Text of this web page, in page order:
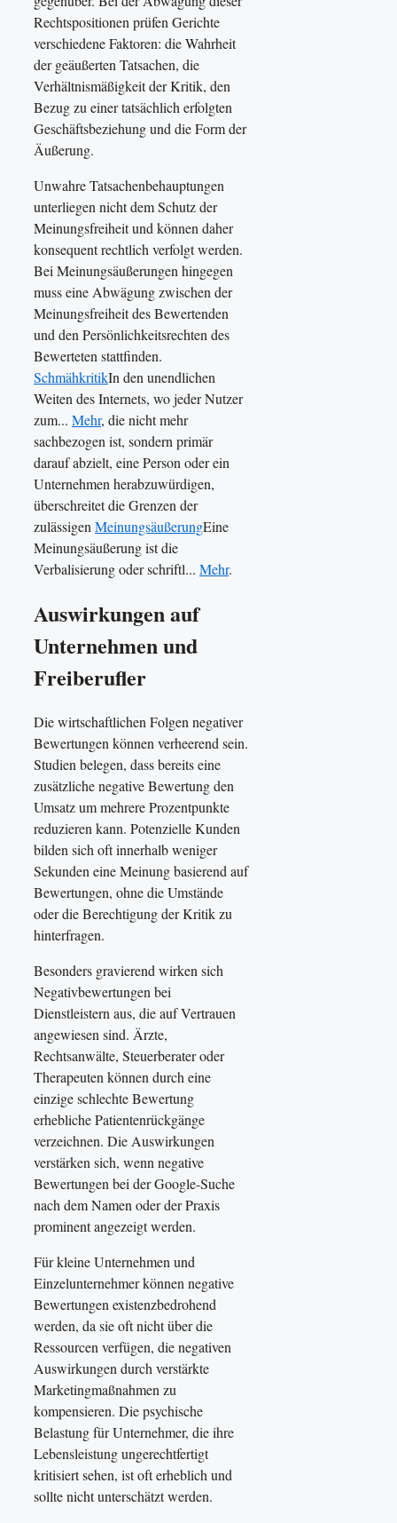
Rechtspositionen prüfen Gerichte
verschiedene Faktoren: die Wahrheit
der geäußerten Tatsachen, die
Verhältnismäßigkeit der Kritik, den
Bezug zu einer tatsächlich erfolgten
Geschäftsbeziehung und die Form der
Äußerung.
Unwahre Tatsachenbehauptungen
unterliegen nicht dem Schutz der
Meinungsfreiheit und können daher
konsequent rechtlich verfolgt werden.
Bei Meinungsäußerungen hingegen
muss eine Abwägung zwischen der
Meinungsfreiheit des Bewertenden
und den Persönlichkeitsrechten des
Bewerteten stattfinden.
SchmähkritikIn den unendlichen
Weiten des Internets, wo jeder Nutzer
zum... Mehr, die nicht mehr
sachbezogen ist, sondern primär
darauf abzielt, eine Person oder ein
Unternehmen herabzuwürdigen,
überschreitet die Grenzen der
zulässigenMeinungsäußerungEine
Meinungsäußerung ist die
Verbalisierung oder schriftl... Mehr.
Auswirkungen auf
Unternehmen und
Freiberufler
Die wirtschaftlichen Folgen negativer
Bewertungen können verheerend sein.
Studien belegen, dass bereits eine
zusätzliche negative Bewertung den
Umsatz um mehrere Prozentpunkte
reduzieren kann. Potenzielle Kunden
bilden sich oft innerhalb weniger
Sekunden eine Meinung basierend auf
Bewertungen, ohne die Umstände
oder die Berechtigung der Kritik zu
hinterfragen.
Besonders gravierend wirken sich
Negativbewertungen bei
Dienstleistern aus, die auf Vertrauen
angewiesen sind. Ärzte,
Rechtsanwälte, Steuerberater oder
Therapeuten können durch eine
einzige schlechte Bewertung
erhebliche Patientenrückgänge
verzeichnen. Die Auswirkungen
verstärken sich, wenn negative
Bewertungen bei der Google-Suche
nach dem Namen oder der Praxis
prominent angezeigt werden.
Für kleine Unternehmen und
Einzelunternehmer können negative
Bewertungen existenzbedrohend
werden, da sie oft nicht über die
Ressourcen verfügen, die negativen
Auswirkungen durch verstärkte
Marketingmaßnahmen zu
kompensieren. Die psychische
Belastung für Unternehmer, die ihre
Lebensleistung ungerechtfertigt
kritisiert sehen, ist oft erheblich und
sollte nicht unterschätzt werden.